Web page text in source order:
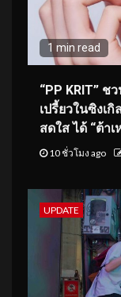
1 min read
“PP KRIT”
เปรี้ยวในซิงเ
สดใส ได้ “ต้า
10 ชั่วโมง ago
UPDATE